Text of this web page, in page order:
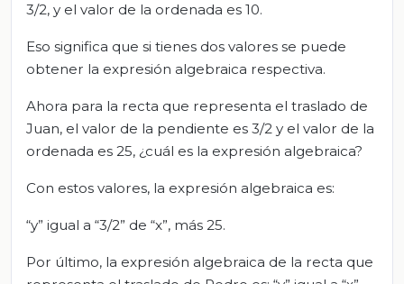
3/2, y el valor de la ordenada es 10.
Eso significa que si tienes dos valores se puede
obtener la expresión algebraica respectiva.
Ahora para la recta que representa el traslado de
Juan, el valor de la pendiente es 3/2 y el valor de la
ordenada es 25, ¿cuál es la expresión algebraica?
Con estos valores, la expresión algebraica es:
“y” igual a “3/2” de “x”, más 25.
Por último, la expresión algebraica de la recta que